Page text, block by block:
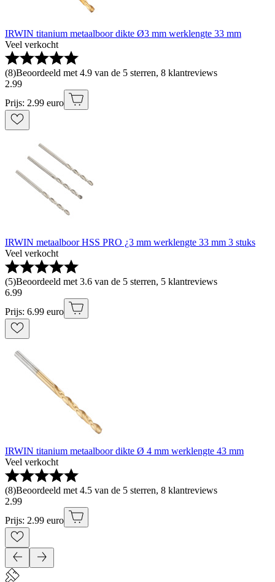
IRWIN titanium metaalboor dikte Ø3 mm werklengte 33 mm
Veel verkocht
(8)Beoordeeld met 4.9 van de 5 sterren, 8 klantreviews
2.99
Prijs: 2.99 euro
IRWIN metaalboor HSS PRO ¿3 mm werklengte 33 mm 3 stuks
Veel verkocht
(5)Beoordeeld met 3.6 van de 5 sterren, 5 klantreviews
6.99
Prijs: 6.99 euro
IRWIN titanium metaalboor dikte Ø 4 mm werklengte 43 mm
Veel verkocht
(8)Beoordeeld met 4.5 van de 5 sterren, 8 klantreviews
2.99
Prijs: 2.99 euro